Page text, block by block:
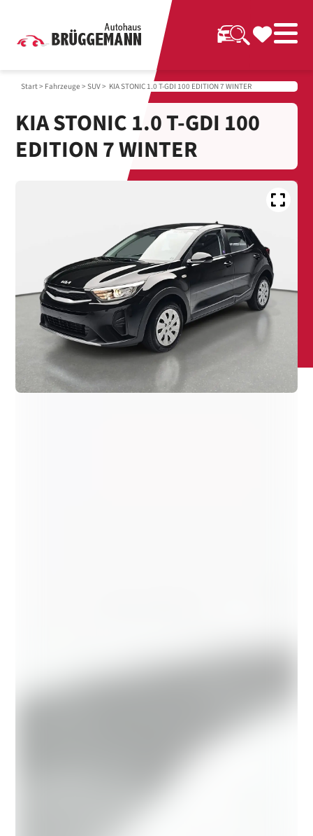
Start> Fahrzeuge > SUV> KIA STONIC 1.0 T-GDI 100 EDITION 7 WINTER
KIA STONIC 1.0 T-GDI 100
EDITION 7 WINTER